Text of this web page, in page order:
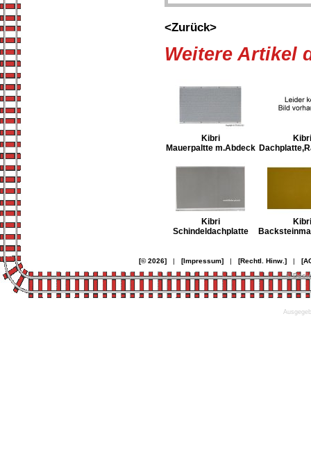
<Zurück>
Weitere Artikel
Kibri
Mauerpaltte m.Abdeck
Kibri
Kibri
Schindeldachplatte
Kibri
[© 2026]| [Impressum]| [Rechtl. Hinw.]|
©